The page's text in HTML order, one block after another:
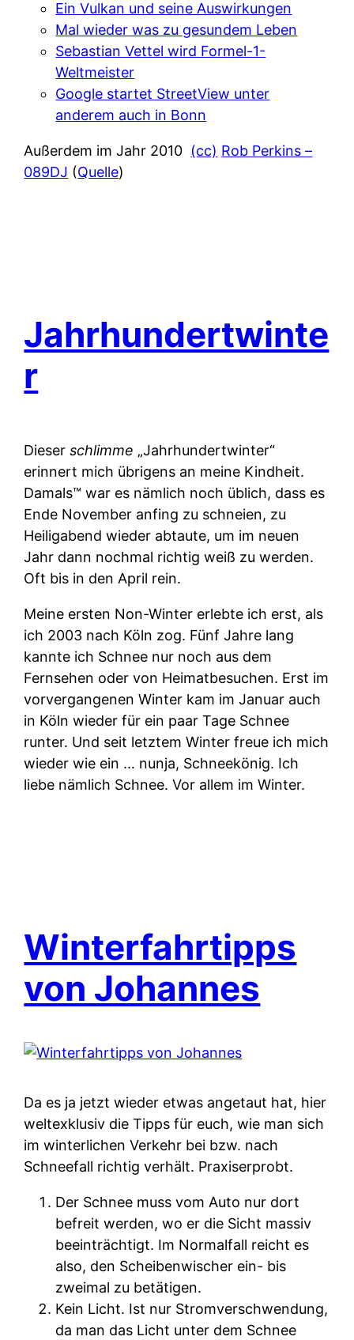
Ein Vulkan und seine Auswirkungen
Mal wieder was zu gesundem Leben
Sebastian Vettel wird Formel-1-
Weltmeister
Google startet StreetView unter
anderem auch in Bonn
Außerdem im Jahr 2010 (cc) Rob Perkins –
089DJ (Quelle)
Jahrhundertwinte
r
Dieserschlimme „Jahrhundertwinter“
erinnert mich übrigens an meine Kindheit.
Damals™ war es nämlich noch üblich, dass es
Ende November anfing zu schneien, zu
Heiligabend wieder abtaute, um im neuen
Jahr dann nochmal richtig weiß zu werden.
Oft bis in den April rein.
Meine ersten Non-Winter erlebte ich erst, als
ich 2003 nach Köln zog. Fünf Jahre lang
kannte ich Schnee nur noch aus dem
Fernsehen oder von Heimatbesuchen. Erst im
vorvergangenen Winter kam im Januar auch
in Köln wieder für ein paar Tage Schnee
runter. Und seit letztem Winter freue ich mich
wieder wie ein … nunja, Schneekönig. Ich
liebe nämlich Schnee. Vor allem im Winter.
Winterfahrtipps
von Johannes
Da es ja jetzt wieder etwas angetaut hat, hier
weltexklusiv die Tipps für euch, wie man sich
im winterlichen Verkehr bei bzw. nach
Schneefall richtig verhält. Praxiserprobt.
Der Schnee muss vom Auto nur dort
befreit werden, wo er die Sicht massiv
beeinträchtigt. Im Normalfall reicht es
also, den Scheibenwischer ein- bis
zweimal zu betätigen.
Kein Licht. Ist nur Stromverschwendung,
da man das Licht unter dem Schnee